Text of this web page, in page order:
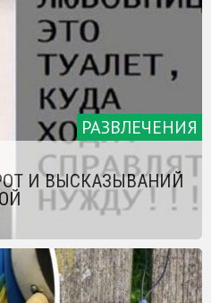
РАЗВЛЕЧЕНИЯ
И ВЫСКАЗЫВАНИЙ